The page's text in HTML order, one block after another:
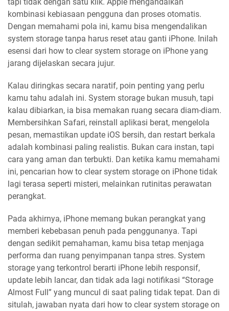
kombinasi kebiasaan pengguna dan proses otomatis.
Dengan memahami pola ini, kamu bisa mengendalikan
system storage tanpa harus reset atau ganti iPhone. Inilah
esensi dari how to clear system storage on iPhone yang
jarang dijelaskan secara jujur.
Kalau diringkas secara naratif, poin penting yang perlu
kamu tahu adalah ini. System storage bukan musuh, tapi
kalau dibiarkan, ia bisa memakan ruang secara diam-diam.
Membersihkan Safari, reinstall aplikasi berat, mengelola
pesan, memastikan update iOS bersih, dan restart berkala
adalah kombinasi paling realistis. Bukan cara instan, tapi
cara yang aman dan terbukti. Dan ketika kamu memahami
ini, pencarian how to clear system storage on iPhone tidak
lagi terasa seperti misteri, melainkan rutinitas perawatan
perangkat.
Pada akhirnya, iPhone memang bukan perangkat yang
memberi kebebasan penuh pada penggunanya. Tapi
dengan sedikit pemahaman, kamu bisa tetap menjaga
performa dan ruang penyimpanan tanpa stres. System
storage yang terkontrol berarti iPhone lebih responsif,
update lebih lancar, dan tidak ada lagi notifikasi “Storage
Almost Full” yang muncul di saat paling tidak tepat. Dan di
situlah, jawaban nyata dari how to clear system storage on